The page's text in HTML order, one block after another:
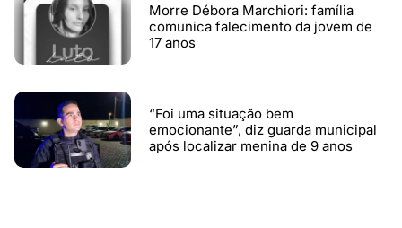
Morre Débora Marchiori: família
comunica falecimento da jovem de
17 anos
“Foi uma situação bem
emocionante”, diz guarda municipal
após localizar menina de 9 anos